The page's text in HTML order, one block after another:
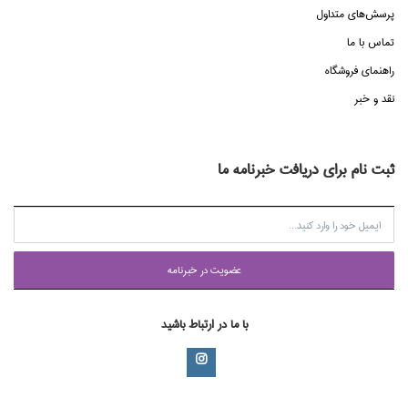
پرسش‌هاي متداول
تماس با ما
راهنماي فروشگاه
نقد و خبر
ثبت نام برای دریافت خبرنامه ما
عضويت در خبرنامه
با ما در ارتباط باشید